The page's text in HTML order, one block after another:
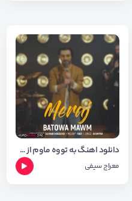
دانلود اهنگ به تووه ماوم از معراج سیفی + متن و شعر
معراج سیفی